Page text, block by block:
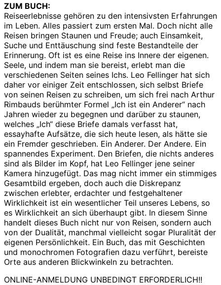
ZUM BUCH:
Reiseerlebnisse gehören zu den intensivsten Erfahrungen
im Leben. Alles passiert zum ersten Mal. Doch nicht alle
Reisen bringen Staunen und Freude; auch Einsamkeit,
Suche und Enttäuschung sind feste Bestandteile der
Erinnerung. Oft ist es eine Reise ins Innere der eigenen.
Seele, und indem man sie bereist, erlebt man die
verschiedenen Seiten seines Ichs. Leo Fellinger hat sich
daher vor einiger Zeit entschlossen, sich selbst Briefe
von seinen Reisen zu schreiben, um sich frei nach Arthur
Rimbauds berühmter Formel „Ich ist ein Anderer“ nach
Jahren wieder zu begegnen und darüber zu staunen,
welches „Ich“ diese Briefe damals verfasst hat,
essayhafte Aufsätze, die sich heute lesen, als hätte sie
ein Fremder geschrieben. Ein Anderer. Der Andere. Ein
spannendes Experiment. Den Briefen, die nichts anderes
sind als Bilder im Kopf, hat Leo Fellinger jene seiner
Kamera hinzugefügt. Das mag nicht immer ein stimmiges
Gesamtbild ergeben, doch auch die Diskrepanz
zwischen erlebter, erdachter und festgehaltener
Wirklichkeit ist ein wesentlicher Teil unseres Lebens, so
es Wirklichkeit an sich überhaupt gibt. In diesem Sinne
handelt dieses Buch nicht nur von Reisen, sondern auch
von der Dualität, manchmal vielleicht sogar Pluralität der
eigenen Persönlichkeit. Ein Buch, das mit Geschichten
und monochromen Fotografien dazu verführt, bereiste
Orte aus anderen Blickwinkeln zu betrachten.
ONLINE-ANMELDUNG UNBEDINGT ERFORDERLICH!!